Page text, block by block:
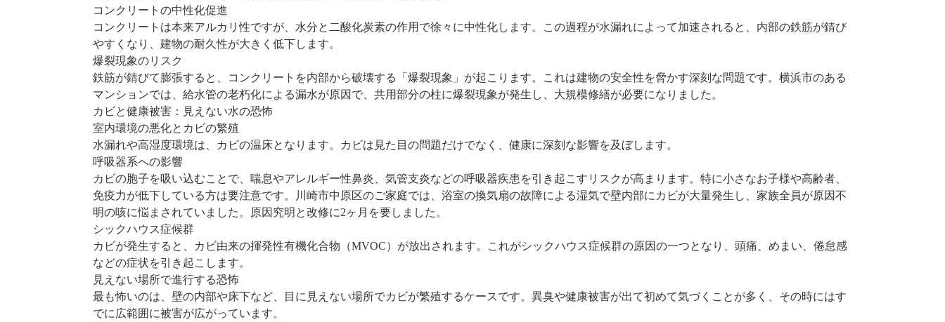
コンクリートの中性化促進
コンクリートは本来アルカリ性ですが、水分と二酸化炭素の作用で徐々に中性化します。この過程が水漏れによって加速されると、内部の鉄筋が錆び
やすくなり、建物の耐久性が大きく低下します。
爆裂現象のリスク
鉄筋が錆びて膨張すると、コンクリートを内部から破壊する「爆裂現象」が起こります。これは建物の安全性を脅かす深刻な問題です。横浜市のある
マンションでは、給水管の老朽化による漏水が原因で、共用部分の柱に爆裂現象が発生し、大規模修繕が必要になりました。
カビと健康被害：見えない水の恐怖
室内環境の悪化とカビの繁殖
水漏れや高湿度環境は、カビの温床となります。カビは見た目の問題だけでなく、健康に深刻な影響を及ぼします。
呼吸器系への影響
カビの胞子を吸い込むことで、喘息やアレルギー性鼻炎、気管支炎などの呼吸器疾患を引き起こすリスクが高まります。特に小さなお子様や高齢者、
免疫力が低下している方は要注意です。川崎市中原区のご家庭では、浴室の換気扇の故障による湿気で壁内部にカビが大量発生し、家族全員が原因不
明の咳に悩まされていました。原因究明と改修に2ヶ月を要しました。
シックハウス症候群
カビが発生すると、カビ由来の揮発性有機化合物（MVOC）が放出されます。これがシックハウス症候群の原因の一つとなり、頭痛、めまい、倦怠感
などの症状を引き起こします。
見えない場所で進行する恐怖
最も怖いのは、壁の内部や床下など、目に見えない場所でカビが繁殖するケースです。異臭や健康被害が出て初めて気づくことが多く、その時にはす
でに広範囲に被害が広がっています。